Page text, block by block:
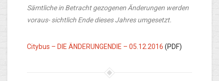
Sämtliche in Betracht gezogenen Änderungen werden
voraus- sichtlich Ende dieses Jahres umgesetzt.
Citybus – DIE ÄNDERUNGENDIE – 05.12.2016 (PDF)